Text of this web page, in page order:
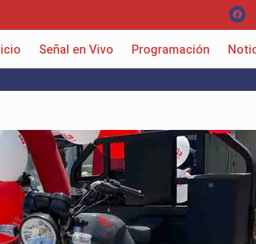
Señal en Vivo Programación